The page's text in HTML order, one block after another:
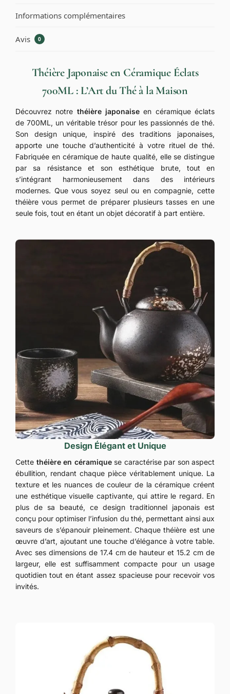
Informations complémentaires
Avis 0
Théière Japonaise en Céramique Éclats
700ML : L’Art du Thé à la Maison
Découvrez notre théière japonaise en céramique éclats
de 700ML, un véritable trésor pour les passionnés de thé.
Son design unique, inspiré des traditions japonaises,
apporte une touche d’authenticité à votre rituel de thé.
Fabriquée en céramique de haute qualité, elle se distingue
par sa résistance et son esthétique brute, tout en
s’intégrant harmonieusement dans des intérieurs
modernes. Que vous soyez seul ou en compagnie, cette
théière vous permet de préparer plusieurs tasses en une
seule fois, tout en étant un objet décoratif à part entière.
Design Élégant et Unique
Cette théière en céramiquese caractérise par son aspect
ébullition, rendant chaque pièce véritablement unique. La
texture et les nuances de couleur de la céramique créent
une esthétique visuelle captivante, qui attire le regard. En
plus de sa beauté, ce design traditionnel japonais est
conçu pour optimiser l’infusion du thé, permettant ainsi aux
saveurs de s’épanouir pleinement. Chaque théière est une
œuvre d’art, ajoutant une touche d’élégance à votre table.
Avec ses dimensions de 17.4 cm de hauteur et 15.2 cm de
largeur, elle est suffisamment compacte pour un usage
quotidien tout en étant assez spacieuse pour recevoir vos
invités.